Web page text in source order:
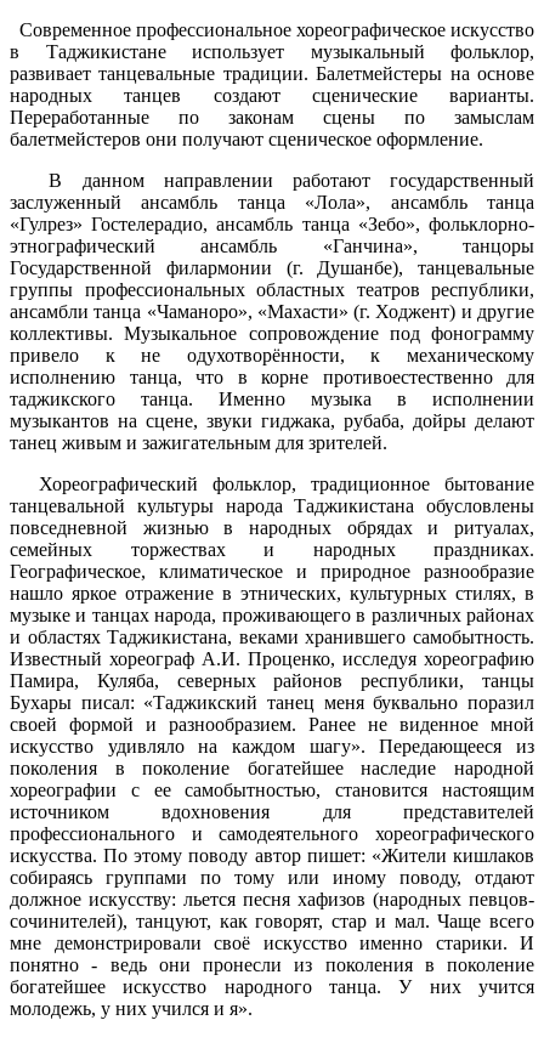
Современное профессиональное хореографическое искусство
в Таджикистане использует музыкальный фольклор,
развивает танцевальные традиции. Балетмейстеры на основе
народных танцев создают сценические варианты.
Переработанные по законам сцены по замыслам
балетмейстеров они получают сценическое оформление.
В данном направлении работают государственный
заслуженный ансамбль танца «Лола», ансамбль танца
«Гулрез» Гостелерадио, ансамбль танца «Зебо», фольклорно-
этнографический ансамбль «Ганчина», танцоры
Государственной филармонии (г. Душанбе), танцевальные
группы профессиональных областных театров республики,
ансамбли танца «Чаманоро», «Махасти» (г. Ходжент) и другие
коллективы. Музыкальное сопровождение под фонограмму
привело к не одухотворённости, к механическому
исполнению танца, что в корне противоестественно для
таджикского танца. Именно музыка в исполнении
музыкантов на сцене, звуки гиджака, рубаба, дойры делают
танец живым и зажигательным для зрителей.
Хореографический фольклор, традиционное бытование
танцевальной культуры народа Таджикистана обусловлены
повседневной жизнью в народных обрядах и ритуалах,
семейных торжествах и народных праздниках.
Географическое, климатическое и природное разнообразие
нашло яркое отражение в этнических, культурных стилях, в
музыке и танцах народа, проживающего в различных районах
и областях Таджикистана, веками хранившего самобытность.
Известный хореограф А.И. Проценко, исследуя хореографию
Памира, Куляба, северных районов республики, танцы
Бухары писал: «Таджикский танец меня буквально поразил
своей формой и разнообразием. Ранее не виденное мной
искусство удивляло на каждом шагу». Передающееся из
поколения в поколение богатейшее наследие народной
хореографии с ее самобытностью, становится настоящим
источником вдохновения для представителей
профессионального и самодеятельного хореографического
искусства. По этому поводу автор пишет: «Жители кишлаков
собираясь группами по тому или иному поводу, отдают
должное искусству: льется песня хафизов (народных певцов-
сочинителей), танцуют, как говорят, стар и мал. Чаще всего
мне демонстрировали своё искусство именно старики. И
понятно - ведь они пронесли из поколения в поколение
богатейшее искусство народного танца. У них учится
молодежь, у них учился и я».